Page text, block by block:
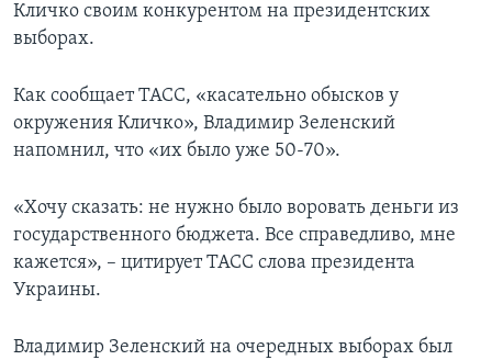
Кличко своим конкурентом на президентских
выборах.
Как сообщает ТАСС, «касательно обысков у
окружения Кличко», Владимир Зеленский
напомнил, что «их было уже 50-70».
«Хочу сказать: не нужно было воровать деньги из
государственного бюджета. Все справедливо, мне
кажется», – цитирует ТАСС слова президента
Украины.
Владимир Зеленский на очередных выборах был